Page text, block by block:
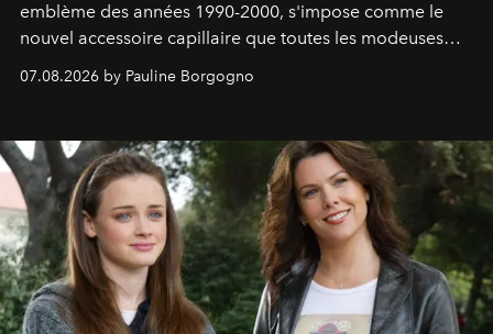
emblème des années 1990-2000, s'impose comme le
nouvel accessoire capillaire que toutes les modeuses
s'arrachent déjà.
07.08.2026 by Pauline Borgogno